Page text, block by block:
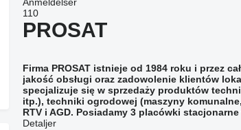
110
PROSAT
Firma PROSATistnieje od 1984 roku i przez
jakość obsługi oraz zadowolenie klientów
specjalizuje się w sprzedaży produktów
itp.), techniki ogrodowej (maszyny
RTV i AGD. Posiadamy 3 placówki
Detaljer